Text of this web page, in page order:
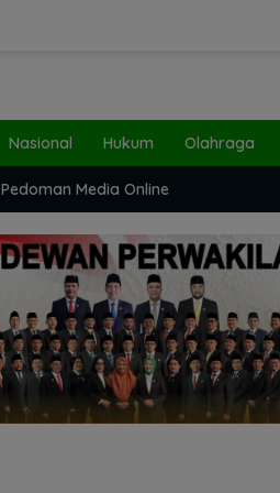
Nasional Hukum Olahraga
Pedoman Media Online